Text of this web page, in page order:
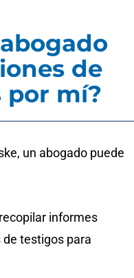
de
por mí?
un abogado puede
informes
testigos para